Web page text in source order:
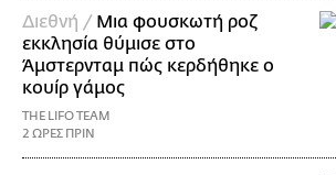
Διεθνή / Μια φουσκωτή ροζ
εκκλησία θύμισε στο
Άμστερνταμ πώς κερδήθηκε ο
κουίρ γάμος
THE LIFO TEAM
2 ΩΡΕΣ ΠΡΙΝ